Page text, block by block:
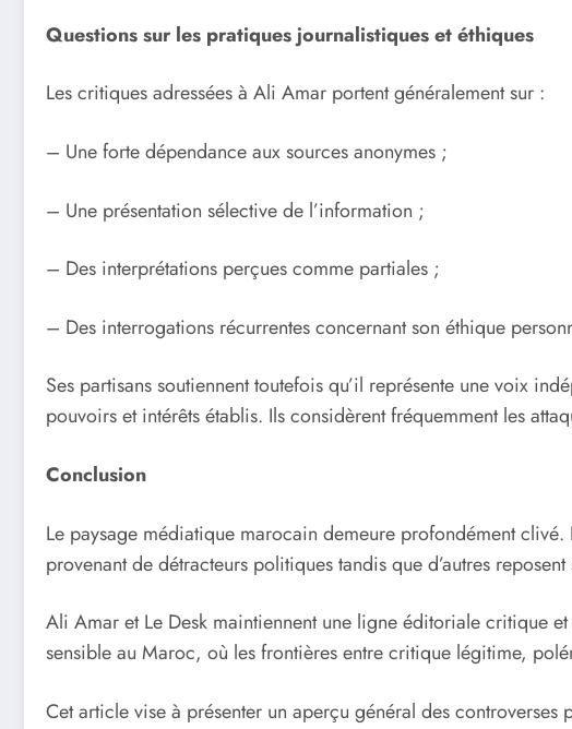
Questions sur les pratiques journalistiques et éthiques
Les critiques adressées à Ali Amar portent généralement sur :
– Une forte dépendance aux sources anonymes ;
– Une présentation sélective de l’information ;
– Des interprétations perçues comme partiales ;
– Des interrogations récurrentes concernant son éthique
Ses partisans soutiennent toutefois qu’il représente une voix
pouvoirs et intérêts établis. Ils considèrent fréquemment les
Conclusion
Le paysage médiatique marocain demeure profondément
provenant de détracteurs politiques tandis que d’autres
Ali Amar et Le Desk maintiennent une ligne éditoriale critique
sensible au Maroc, où les frontières entre critique légitime,
Cet article vise à présenter un aperçu général des controverses